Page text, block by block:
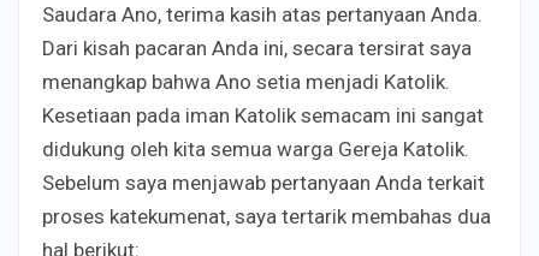
Saudara Ano, terima kasih atas pertanyaan Anda.
Dari kisah pacaran Anda ini, secara tersirat saya
menangkap bahwa Ano setia menjadi Katolik.
Kesetiaan pada iman Katolik semacam ini sangat
didukung oleh kita semua warga Gereja Katolik.
Sebelum saya menjawab pertanyaan Anda terkait
proses katekumenat, saya tertarik membahas dua
hal berikut: